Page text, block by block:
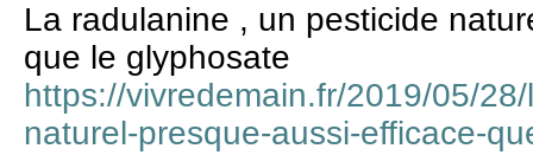
La radulanine , un pesticide
que le glyphosate
https://vivredemain.fr/2019/05/
naturel-presque-aussi-efficace-